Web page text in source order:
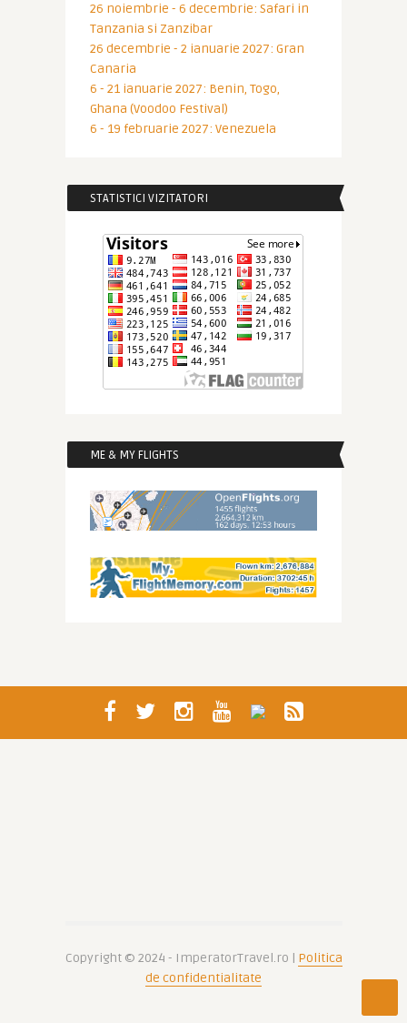
26 noiembrie - 6 decembrie: Safari in
Tanzania si Zanzibar
26 decembrie - 2 ianuarie 2027: Gran
Canaria
6 - 21 ianuarie 2027: Benin, Togo,
Ghana (Voodoo Festival)
6 - 19 februarie 2027: Venezuela
STATISTICI VIZITATORI
ME & MY FLIGHTS
Copyright © 2024 - ImperatorTravel.ro | Politica
de confidentialitate